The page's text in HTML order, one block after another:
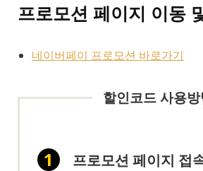
프로모션 페이지 이동
네이버페이 프로모션 바로가기
할인코드 사용방
프로모션 페이지 접